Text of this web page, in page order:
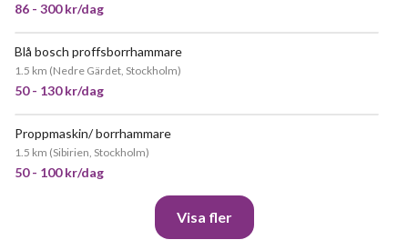
86 - 300 kr/dag
Blå bosch proffsborrhammare
1.5 km (Nedre Gärdet, Stockholm)
50 - 130 kr/dag
Proppmaskin/ borrhammare
1.5 km (Sibirien, Stockholm)
50 - 100 kr/dag
Visa fler